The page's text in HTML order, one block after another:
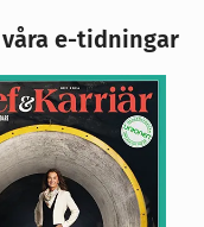
e-tidningar